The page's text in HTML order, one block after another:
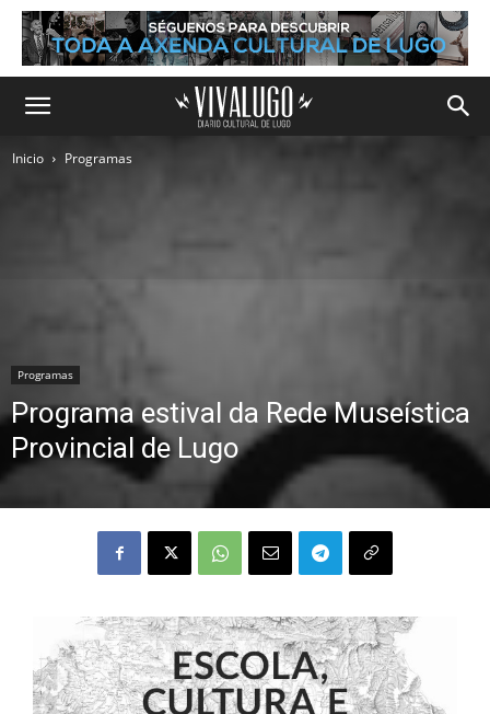
Inicio Programas
Programas
Programa estival da Rede Museística
Provincial de Lugo